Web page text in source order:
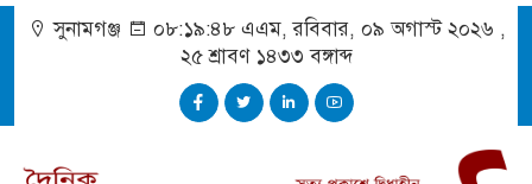
সুনামগঞ্জ ০৮:১৯:৪৯ এএম, রবিবার, ০৯ অগাস্ট ২০২৬ ,
২৫ শ্রাবণ ১৪৩৩ বঙ্গাব্দ